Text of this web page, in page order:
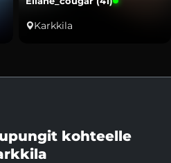
Karkkila
kohteelle